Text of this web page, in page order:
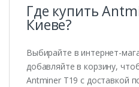
Где купить
Киеве?
Выбирайте в интернет-
добавляйте в корзину,
Antminer T19 с доставкой